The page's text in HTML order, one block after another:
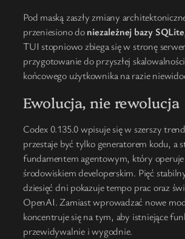
Pod maską zaszły zmiany
przeniesiono doniezależnej bazy SQLite
TUI stopniowo zbiega się w stronę
przygotowanie do przyszłej
końcowego użytkownika na razie
Ewolucja, nie rewolucja
Codex 0.135.0 wpisuje się w szerszy
przestaje być tylko generatorem kodu, a
fundamentem agentowym, który operuje
środowiskiem developerskim. Pięć
dziesięć dni pokazuje tempo prac oraz
OpenAI. Zamiast wprowadzać nowe
koncentruje się na tym, aby istniejące
przewidywalnie i wygodnie.